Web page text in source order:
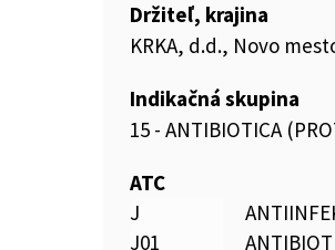
Držiteľ, krajina
KRKA, d.d., Novo
Indikačná skupina
15 - ANTIBIOTICA
ATC
J
J01